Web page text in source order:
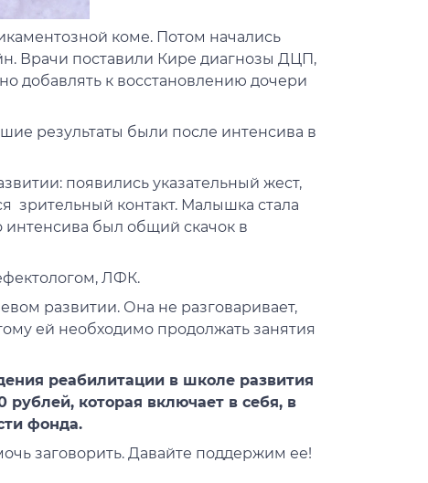
коме. Потом начались
Врачи поставили Кире диагнозы ДЦП,
добавлять к восстановлению дочери
результаты были после интенсива в
появились указательный жест,
зрительный контакт. Малышка стала
интенсива был общий скачок в
ЛФК.
развитии. Она не разговаривает,
ей необходимо продолжать занятия
реабилитации в школе развития
которая включает в себя, в
фонда.
заговорить. Давайте поддержим ее!